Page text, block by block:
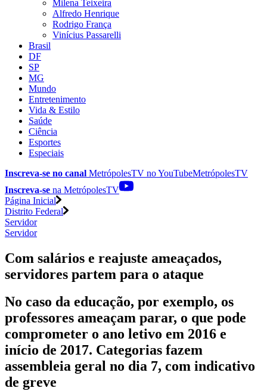
Milena Teixeira
Alfredo Henrique
Rodrigo França
Vinícius Passarelli
Brasil
DF
SP
MG
Mundo
Entretenimento
Vida & Estilo
Saúde
Ciência
Esportes
Especiais
Inscreva-se no canal MetrópolesTV noYouTubeMetrópolesTV
Inscreva-se na MetrópolesTV
Página Inicial
Distrito Federal
Servidor
Servidor
Com salários e reajuste ameaçados,
servidores partem para o ataque
No caso da educação, por exemplo, os
professores ameaçam parar, o que pode
comprometer o ano letivo em 2016 e
início de 2017. Categorias fazem
assembleia geral no dia 7, com indicativo
de greve